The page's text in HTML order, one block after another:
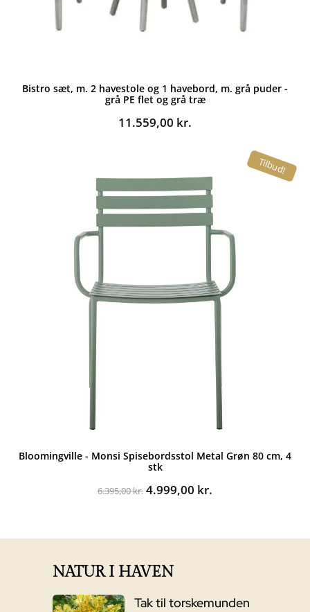
Bistro sæt, m. 2 havestole og 1 havebord, m. grå puder -
grå PE flet og grå træ
11.559,00 kr.
Tilbud!
Bloomingville - Monsi Spisebordsstol Metal Grøn 80 cm, 4
stk
6.395,00kr. Den
4.999,00 kr.
NATUR I HAVEN
Tak til torskemunden